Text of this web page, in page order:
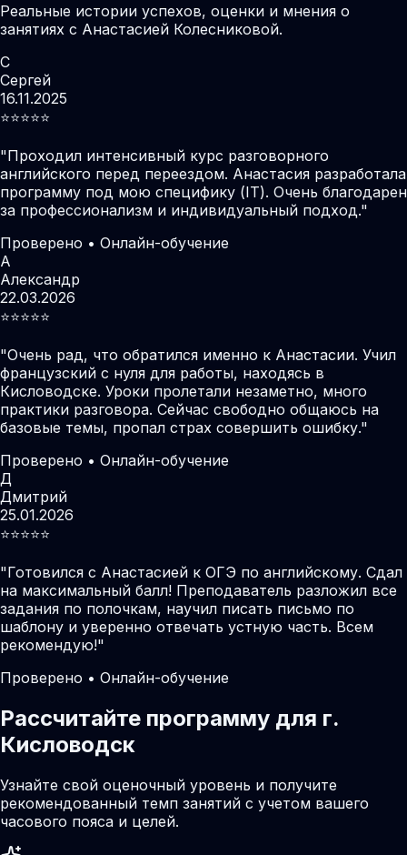
Реальные истории успехов, оценки и мнения о
занятиях с Анастасией Колесниковой.
С
Сергей
16.11.2025
⭐️⭐️⭐️⭐️⭐️
"Проходил интенсивный курс разговорного
английского перед переездом. Анастасия разработала
программу под мою специфику (IT). Очень благодарен
за профессионализм и индивидуальный подход."
Проверено • Онлайн-обучение
А
Александр
22.03.2026
⭐️⭐️⭐️⭐️⭐️
"Очень рад, что обратился именно к Анастасии. Учил
французский с нуля для работы, находясь в
Кисловодске. Уроки пролетали незаметно, много
практики разговора. Сейчас свободно общаюсь на
базовые темы, пропал страх совершить ошибку."
Проверено • Онлайн-обучение
Д
Дмитрий
25.01.2026
⭐️⭐️⭐️⭐️⭐️
"Готовился с Анастасией к ОГЭ по английскому. Сдал
на максимальный балл! Преподаватель разложил все
задания по полочкам, научил писать письмо по
шаблону и уверенно отвечать устную часть. Всем
рекомендую!"
Проверено • Онлайн-обучение
Рассчитайте программу для г.
Кисловодск
Узнайте свой оценочный уровень и получите
рекомендованный темп занятий с учетом вашего
часового пояса и целей.